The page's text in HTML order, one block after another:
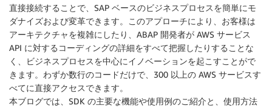
直接接続することで、SAP ベースのビジネスプロセスを簡単にモ
ダナイズおよび変革できます。このアプローチにより、お客様は
アーキテクチャを複雑にしたり、ABAP 開発者が AWS サービス
API に対するコーディングの詳細をすべて把握したりすることな
く、ビジネスプロセスを中心にイノベーションを起こすことがで
きます。わずか数行のコードだけで、300 以上の AWS サービスす
べてに直接アクセスできます。
本ブログでは、SDK の主要な機能や使用例のご紹介と、使用方法